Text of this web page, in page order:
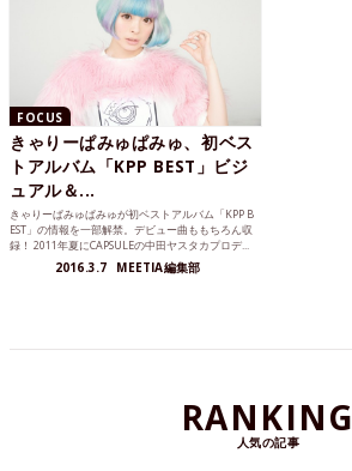
FOCUS
きゃりーぱみゅぱみゅ、初ベス
トアルバム「KPP BEST」ビジ
ュアル＆...
きゃりーぱみゅぱみゅが初ベストアルバム「KPP B
EST」の情報を一部解禁。デビュー曲ももちろん収
録！ 2011年夏にCAPSULEの中田ヤスタカプロデ...
2016.3.7 MEETIA編集部
RANKING
人気の記事